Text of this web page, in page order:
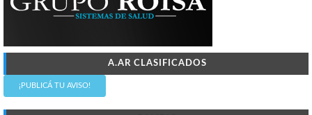
A.AR CLASIFICADOS
¡PUBLICÁ TU AVISO!